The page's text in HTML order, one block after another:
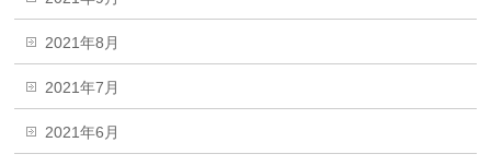
2021年8月
2021年7月
2021年6月